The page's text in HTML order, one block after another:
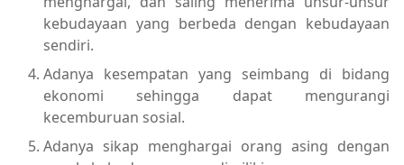
kebudayaan yang berbeda dengan kebudayaan
sendiri.
Adanya kesempatan yang seimbang di bidang
ekonomi sehingga dapat mengurangi
kecemburuan sosial.
Adanya sikap menghargai orang asing dengan